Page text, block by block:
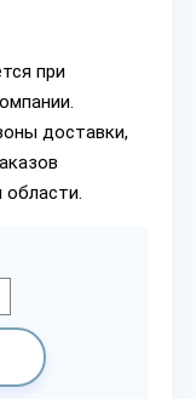
при
доставки,
области.